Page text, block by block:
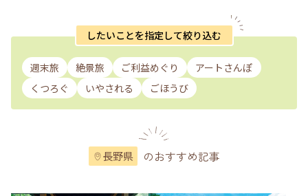
したいことを指定して絞り込む
週末旅 絶景旅 ご利益めぐり
アートさんぽ
くつろぐ
いやされる ごほうび
長野県 のおすすめ記事